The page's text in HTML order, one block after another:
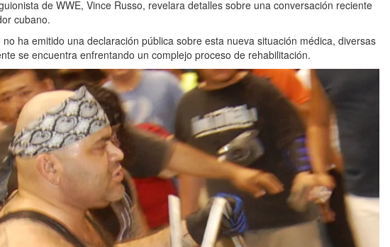
de WWE, Vince Russo, revelara detalles sobre una conversación reciente
cubano.
ha emitido una declaración pública sobre esta nueva situación médica, diversas
se encuentra enfrentando un complejo proceso de rehabilitación.